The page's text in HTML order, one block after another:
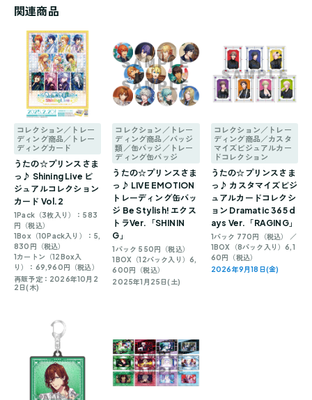
関連商品
コレクション／トレー
ディング商品／トレー
ディングカード
うたの☆プリンスさま
っ♪ Shining Live ビ
ジュアルコレクション
カード Vol.2
1Pack（3枚入り）：583
円（税込）
1Box（10Pack入り）：5,
830円（税込）
1カートン（12Box入
り）：69,960円（税込）
再販予定：2026年10月2
2日(木)
コレクション／トレー
ディング商品／バッジ
類／缶バッジ／トレー
ディング缶バッジ
うたの☆プリンスさま
っ♪ LIVE EMOTION
トレーディング缶バッ
ジ Be Stylish! エクス
トラVer.「SHININ
G」
1パック 550円（税込）
1BOX（12パック入り）6,
600円（税込）
2025年1月25日(土)
コレクション／トレー
ディング商品／カスタ
マイズビジュアルカー
ドコレクション
うたの☆プリンスさま
っ♪ カスタマイズビジ
ュアルカードコレクシ
ョン Dramatic 365 d
ays Ver.「RAGING」
1パック 770円（税込） ／
1BOX（8パック入り）6,1
60円（税込）
2026年9月18日(金)